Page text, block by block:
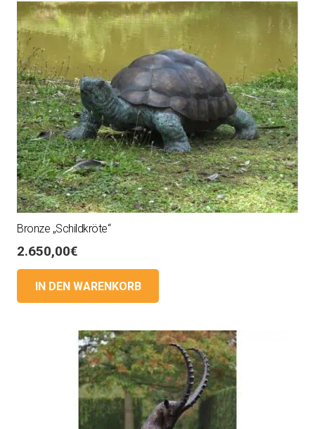
Bronze „Schildkröte“
2.650,00€
IN DEN WARENKORB